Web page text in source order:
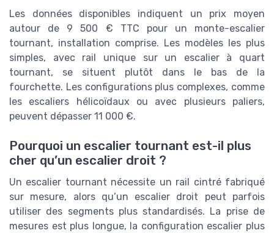
Les données disponibles indiquent un prix moyen
autour de 9 500 € TTC pour un monte-escalier
tournant, installation comprise. Les modèles les plus
simples, avec rail unique sur un escalier à quart
tournant, se situent plutôt dans le bas de la
fourchette. Les configurations plus complexes, comme
les escaliers hélicoïdaux ou avec plusieurs paliers,
peuvent dépasser 11 000 €.
Pourquoi un escalier tournant est-il plus
cher qu’un escalier droit ?
Un escalier tournant nécessite un rail cintré fabriqué
sur mesure, alors qu’un escalier droit peut parfois
utiliser des segments plus standardisés. La prise de
mesures est plus longue, la configuration escalier plus